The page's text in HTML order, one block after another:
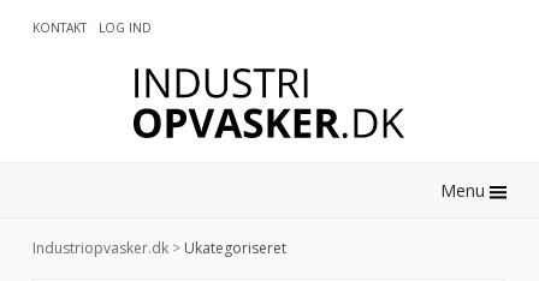
KONTAKT LOG IND
Menu
Industriopvasker.dk >Ukategoriseret